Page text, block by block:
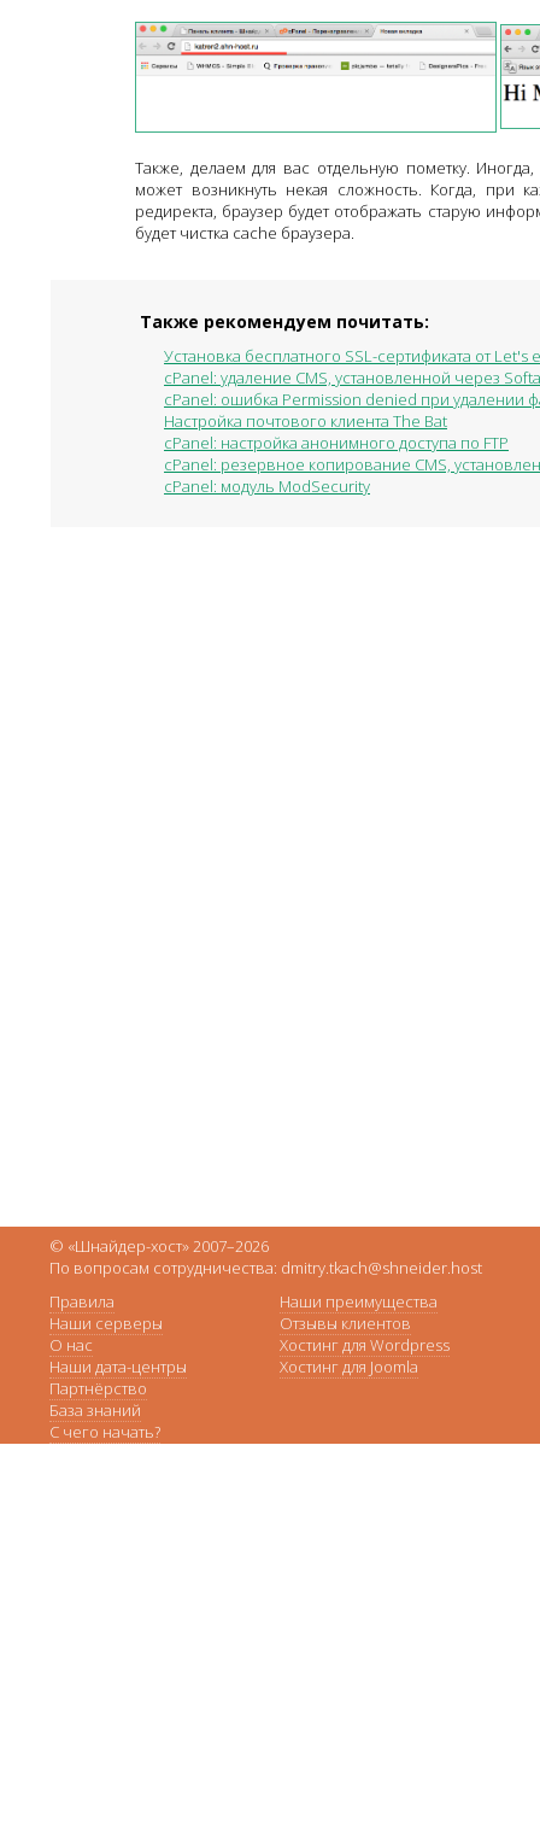
Также, делаем для вас отдельную пометку.
может возникнуть некая сложность. Когда, при
редиректа, браузер будет отображать старую
будет чистка cache браузера.
Также рекомендуем почитать:
Установка бесплатного SSL-сертификата от Let's
cPanel: удаление CMS, установленной через
cPanel: ошибка Permission denied при удалении
Настройка почтового клиента The Bat
cPanel: настройка анонимного доступа по FTP
cPanel: резервное копирование CMS,
cPanel: модуль ModSecurity
© «Шнайдер-хост» 2007–2026
По вопросам сотрудничества: dmitry.tkach@shneider.host
Правила
Наши серверы
О нас
Наши дата-центры
Партнёрство
База знаний
С чего начать?
Наши преимущества
Отзывы клиентов
Хостинг для Wordpress
Хостинг для Joomla